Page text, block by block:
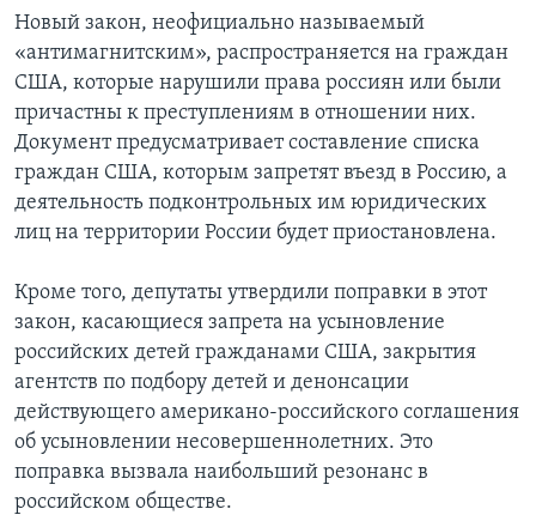
Новый закон, неофициально называемый
«антимагнитским», распространяется на граждан
США, которые нарушили права россиян или были
причастны к преступлениям в отношении них.
Документ предусматривает составление списка
граждан США, которым запретят въезд в Россию, а
деятельность подконтрольных им юридических
лиц на территории России будет приостановлена.
Кроме того, депутаты утвердили поправки в этот
закон, касающиеся запрета на усыновление
российских детей гражданами США, закрытия
агентств по подбору детей и денонсации
действующего американо-российского соглашения
об усыновлении несовершеннолетних. Это
поправка вызвала наибольший резонанс в
российском обществе.